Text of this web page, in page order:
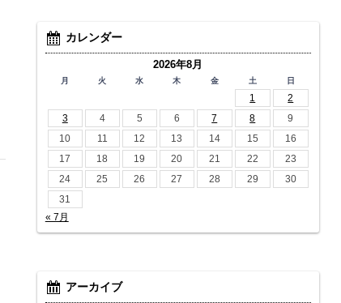
カレンダー
2026年8月
月 火 水 木 金 土 日
1
2
3
4 5 6 7 8
9
10
11 12 13 14 15
16
17
18 19 20 21 22
23
24
25 26 27 28 29
30
31
« 7月
アーカイブ